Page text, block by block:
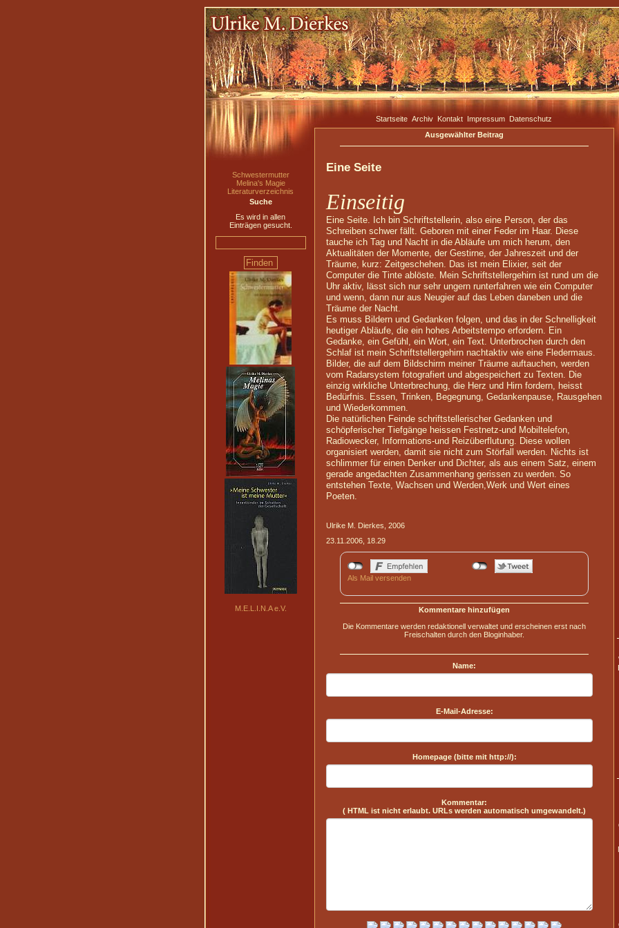
Startseite Archiv Kontakt Impressum Datenschutz
Schwestermutter
Melina's Magie
Literaturverzeichnis
Suche
Es wird in allen
Einträgen gesucht.
M.E.L.I.N.A e.V.
Ausgewählter Beitrag
Eine Seite
Einseitig
Eine Seite. Ich bin Schriftstellerin, also eine Person, der das
Schreiben schwer fällt. Geboren mit einer Feder im Haar. Diese
tauche ich Tag und Nacht in die Abläufe um mich herum, den
Aktualitäten der Momente, der Gestirne, der Jahreszeit und der
Träume, kurz: Zeitgeschehen. Das ist mein Elixier, seit der
Computer die Tinte ablöste. Mein Schriftstellergehirn ist rund um die
Uhr aktiv, lässt sich nur sehr ungern runterfahren wie ein Computer
und wenn, dann nur aus Neugier auf das Leben daneben und die
Träume der Nacht.
Es muss Bildern und Gedanken folgen, und das in der Schnelligkeit
heutiger Abläufe, die ein hohes Arbeitstempo erfordern. Ein
Gedanke, ein Gefühl, ein Wort, ein Text. Unterbrochen durch den
Schlaf ist mein Schriftstellergehirn nachtaktiv wie eine Fledermaus.
Bilder, die auf dem Bildschirm meiner Träume auftauchen, werden
vom Radarsystem fotografiert und abgespeichert zu Texten. Die
einzig wirkliche Unterbrechung, die Herz und Hirn fordern, heisst
Bedürfnis. Essen, Trinken, Begegnung, Gedankenpause, Rausgehen
und Wiederkommen.
Die natürlichen Feinde schriftstellerischer Gedanken und
schöpferischer Tiefgänge heissen Festnetz-und Mobiltelefon,
Radiowecker, Informations-und Reizüberflutung. Diese wollen
organisiert werden, damit sie nicht zum Störfall werden. Nichts ist
schlimmer für einen Denker und Dichter, als aus einem Satz, einem
gerade angedachten Zusammenhang gerissen zu werden. So
entstehen Texte, Wachsen und Werden,Werk und Wert eines
Poeten.
Ulrike M. Dierkes, 2006
23.11.2006, 18.29
Als Mail versenden
Kommentare hinzufügen
Die Kommentare werden redaktionell verwaltet und erscheinen erst nach
Freischalten durch den Bloginhaber.
Name:
E-Mail-Adresse:
Homepage (bitte mit http://):
Kommentar:
( HTML ist nicht erlaubt. URLs werden automatisch umgewandelt.)